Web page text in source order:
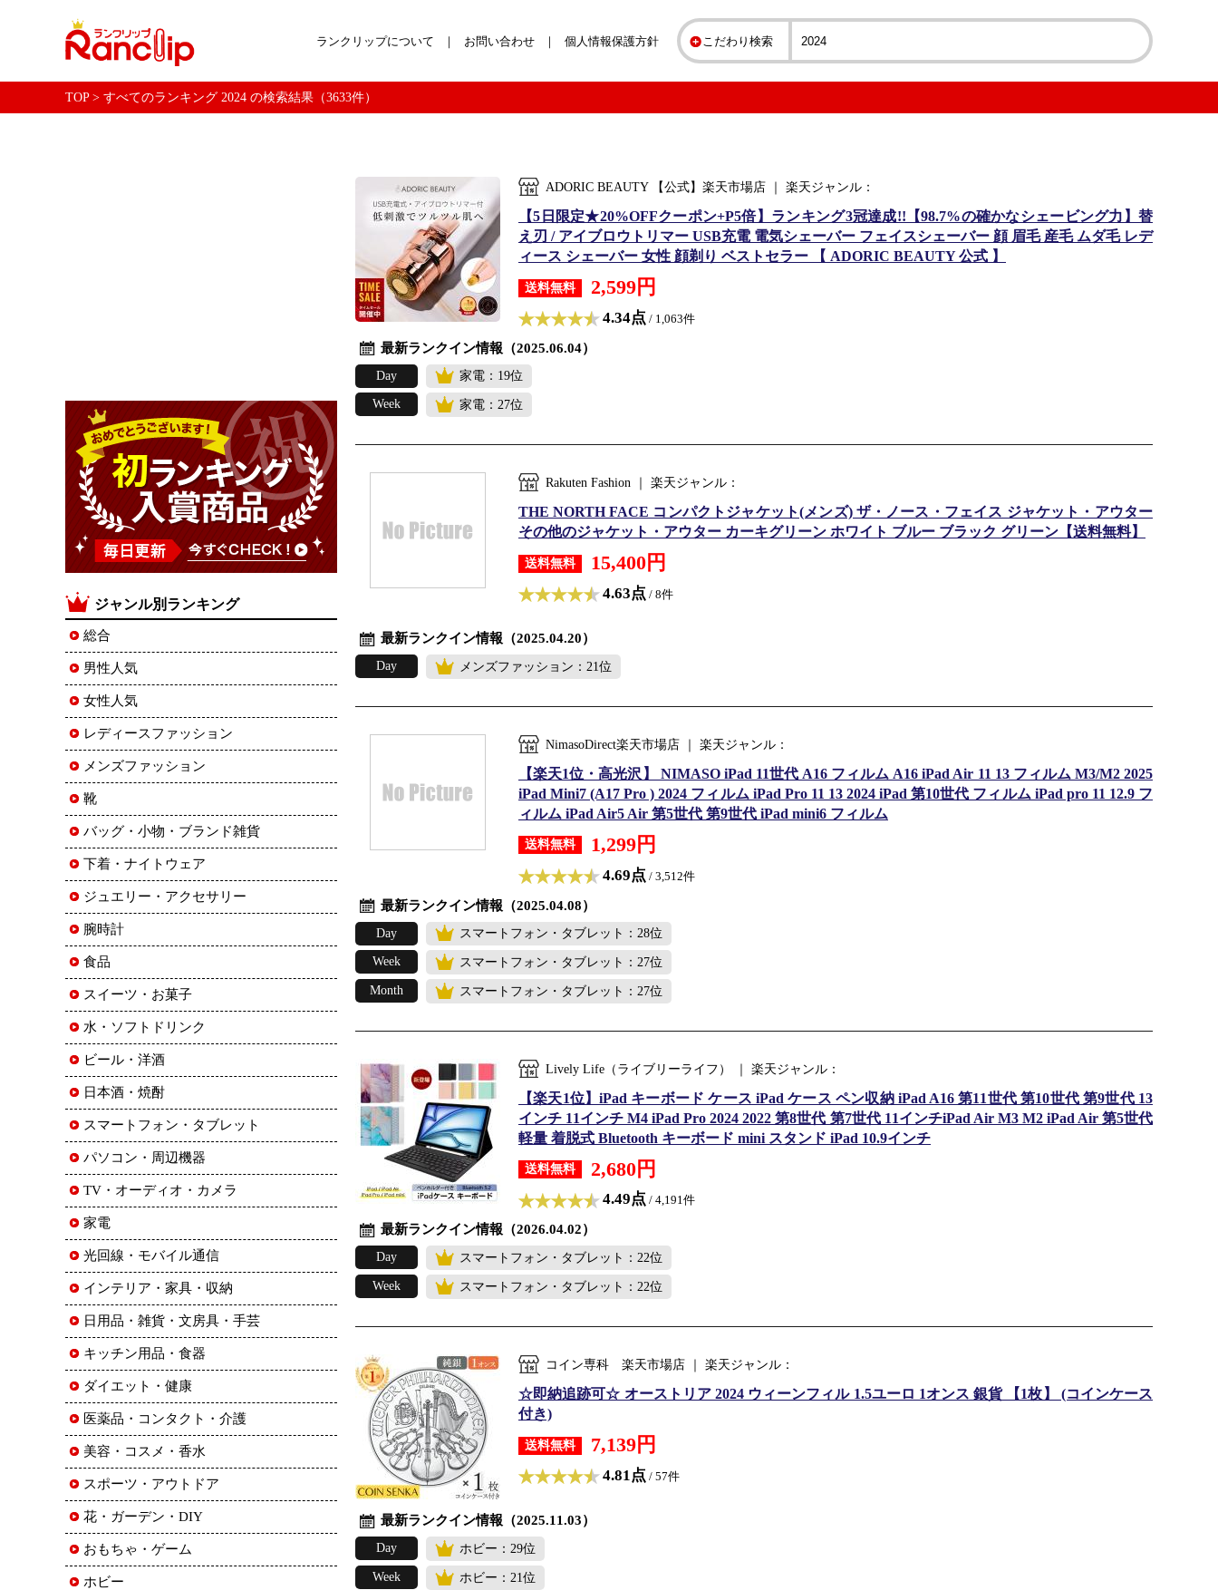
こだわり検索
ランクリップについて お問い合わせ 個人情報保護方針
TOP> すべてのランキング 2024 の検索結果（3633件）
ADORIC BEAUTY 【公式】楽天市場店 ｜ 楽天ジャンル：
【5日限定★20%OFFクーポン+P5倍】ランキング3冠達成!!【98.7%の確かなシェービング力】替
え刃 / アイブロウトリマー USB充電 電気シェーバー フェイスシェーバー 顔 眉毛 産毛 ムダ毛 レデ
ィース シェーバー 女性 顔剃り ベストセラー 【 ADORIC BEAUTY 公式 】
送料無料 2,599円
4.34点 / 1,063件
最新ランクイン情報（2025.06.04）
Day 家電：19位
Week 家電：27位
Rakuten Fashion ｜ 楽天ジャンル：
THE NORTH FACE コンパクトジャケット(メンズ) ザ・ノース・フェイス ジャケット・アウター
その他のジャケット・アウター カーキグリーン ホワイト ブルー ブラック グリーン【送料無料】
送料無料 15,400円
4.63点 / 8件
最新ランクイン情報（2025.04.20）
Day メンズファッション：21位
NimasoDirect楽天市場店 ｜ 楽天ジャンル：
【楽天1位・高光沢】 NIMASO iPad 11世代 A16 フィルム A16 iPad Air 11 13 フィルム M3/M2 2025
iPad Mini7 (A17 Pro ) 2024 フィルム iPad Pro 11 13 2024 iPad 第10世代 フィルム iPad pro 11 12.9 フ
ィルム iPad Air5 Air 第5世代 第9世代 iPad mini6 フィルム
送料無料 1,299円
4.69点 / 3,512件
最新ランクイン情報（2025.04.08）
Day スマートフォン・タブレット：28位
Week スマートフォン・タブレット：27位
Month スマートフォン・タブレット：27位
Lively Life（ライブリーライフ） ｜ 楽天ジャンル：
【楽天1位】iPad キーボード ケース iPad ケース ペン収納 iPad A16 第11世代 第10世代 第9世代 13
インチ 11インチ M4 iPad Pro 2024 2022 第8世代 第7世代 11インチiPad Air M3 M2 iPad Air 第5世代
軽量 着脱式 Bluetooth キーボード mini スタンド iPad 10.9インチ
送料無料 2,680円
4.49点 / 4,191件
最新ランクイン情報（2026.04.02）
Day スマートフォン・タブレット：22位
Week スマートフォン・タブレット：22位
コイン専科 楽天市場店 ｜ 楽天ジャンル：
☆即納追跡可☆ オーストリア 2024 ウィーンフィル 1.5ユーロ 1オンス 銀貨 【1枚】 (コインケース
付き)
送料無料 7,139円
4.81点 / 57件
最新ランクイン情報（2025.11.03）
Day ホビー：29位
Week ホビー：21位
ジャンル別ランキング
総合
男性人気
女性人気
レディースファッション
メンズファッション
靴
バッグ・小物・ブランド雑貨
下着・ナイトウェア
ジュエリー・アクセサリー
腕時計
食品
スイーツ・お菓子
水・ソフトドリンク
ビール・洋酒
日本酒・焼酎
スマートフォン・タブレット
パソコン・周辺機器
TV・オーディオ・カメラ
家電
光回線・モバイル通信
インテリア・家具・収納
日用品・雑貨・文房具・手芸
キッチン用品・食器
ダイエット・健康
医薬品・コンタクト・介護
美容・コスメ・香水
スポーツ・アウトドア
花・ガーデン・DIY
おもちゃ・ゲーム
ホビー